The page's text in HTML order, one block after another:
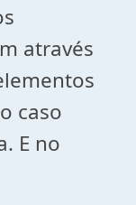
através
caso
E no